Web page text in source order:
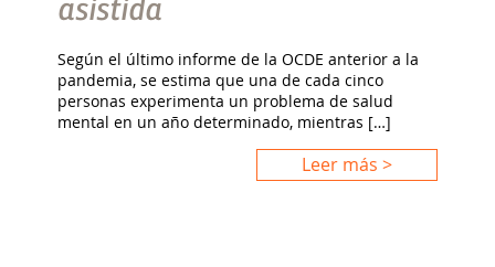
asistida
Según el último informe de la OCDE anterior a la
pandemia, se estima que una de cada cinco
personas experimenta un problema de salud
mental en un año determinado, mientras […]
Leer más >